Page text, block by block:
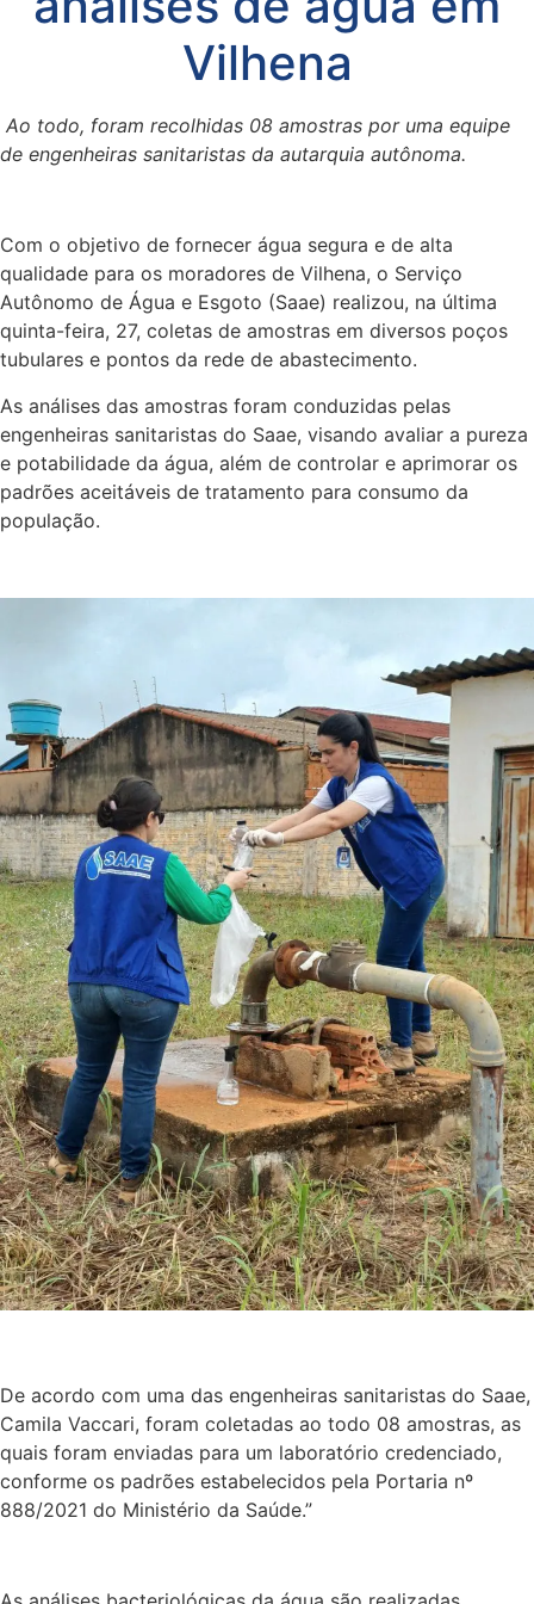
Vilhena
Ao todo, foram recolhidas 08 amostras por uma equipe
de engenheiras sanitaristas da autarquia autônoma.
Com o objetivo de fornecer água segura e de alta
qualidade para os moradores de Vilhena, o Serviço
Autônomo de Água e Esgoto (Saae) realizou, na última
quinta-feira, 27, coletas de amostras em diversos poços
tubulares e pontos da rede de abastecimento.
As análises das amostras foram conduzidas pelas
engenheiras sanitaristas do Saae, visando avaliar a pureza
e potabilidade da água, além de controlar e aprimorar os
padrões aceitáveis de tratamento para consumo da
população.
De acordo com uma das engenheiras sanitaristas do Saae,
Camila Vaccari, foram coletadas ao todo 08 amostras, as
quais foram enviadas para um laboratório credenciado,
conforme os padrões estabelecidos pela Portaria nº
888/2021 do Ministério da Saúde.”